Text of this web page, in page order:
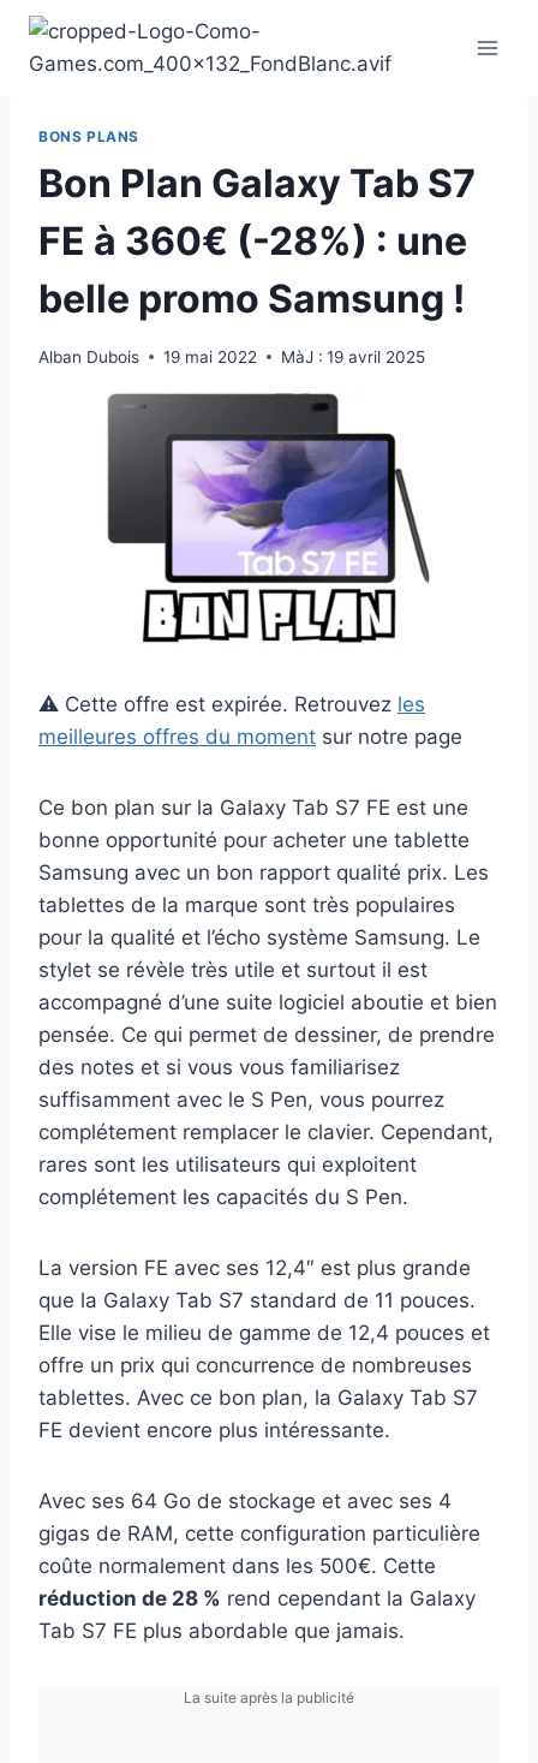
Aller
contenu
BONS PLANS
Bon Plan Galaxy Tab S7
FE à 360€ (-28%) : une
belle promo Samsung !
Alban Dubois 19 mai 2022 MàJ : 19 avril 2025
⚠️ Cette offre est expirée. Retrouvez les
meilleures offres du moment sur notre page
Ce bon plan sur la Galaxy Tab S7 FE est une
bonne opportunité pour acheter une tablette
Samsung avec un bon rapport qualité prix. Les
tablettes de la marque sont très populaires
pour la qualité et l’écho système Samsung. Le
stylet se révèle très utile et surtout il est
accompagné d’une suite logiciel aboutie et bien
pensée. Ce qui permet de dessiner, de prendre
des notes et si vous vous familiarisez
suffisamment avec le S Pen, vous pourrez
complétement remplacer le clavier. Cependant,
rares sont les utilisateurs qui exploitent
complétement les capacités du S Pen.
La version FE avec ses 12,4″ est plus grande
que la Galaxy Tab S7 standard de 11 pouces.
Elle vise le milieu de gamme de 12,4 pouces et
offre un prix qui concurrence de nombreuses
tablettes. Avec ce bon plan, la Galaxy Tab S7
FE devient encore plus intéressante.
Avec ses 64 Go de stockage et avec ses 4
gigas de RAM, cette configuration particulière
coûte normalement dans les 500€. Cette
réduction de 28 % rend cependant la Galaxy
Tab S7 FE plus abordable que jamais.
La suite après la publicité